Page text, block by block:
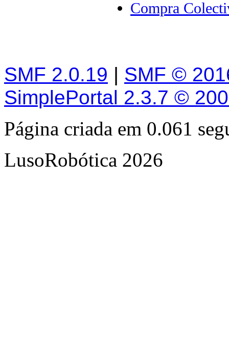
Compra
SMF 2.0.19 | SMF ©
SimplePortal 2.3.7 ©
Página criada em 0.061
LusoRobótica 2026